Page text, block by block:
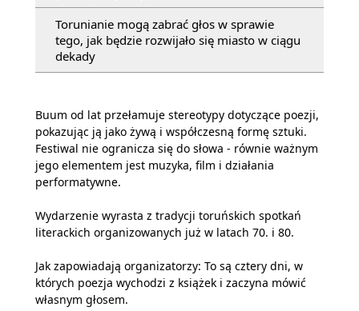
Torunianie mogą zabrać głos w sprawie
tego, jak będzie rozwijało się miasto w ciągu
dekady
Buum od lat przełamuje stereotypy dotyczące poezji,
pokazując ją jako żywą i współczesną formę sztuki.
Festiwal nie ogranicza się do słowa - równie ważnym
jego elementem jest muzyka, film i działania
performatywne.
Wydarzenie wyrasta z tradycji toruńskich spotkań
literackich organizowanych już w latach 70. i 80.
Jak zapowiadają organizatorzy: To są cztery dni, w
których poezja wychodzi z książek i zaczyna mówić
własnym głosem.